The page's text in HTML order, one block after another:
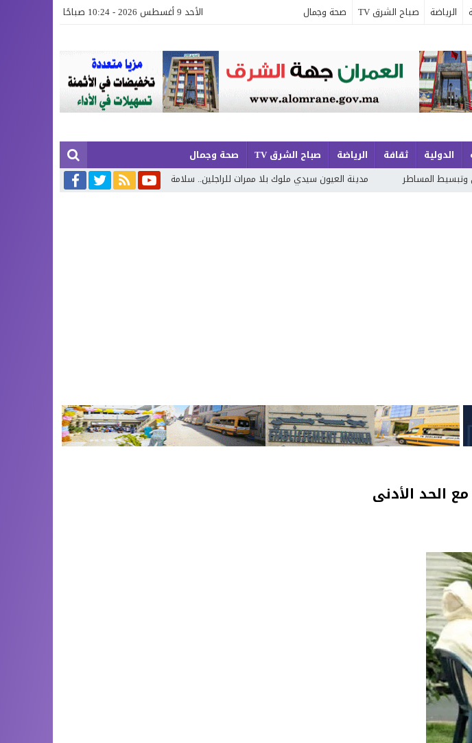
الرياضة صباح الشرق TV صحة وجمال الأحد 9 أغسطس 2026 - 10:24 صباحًا
الدولية ثقافة الرياضة صباح الشرق TV
صحة وجمال
مدينة العيون سيدي ملوك بلا ممرات للراجلين.. سلامة المواطنين أمام سؤال المسؤولية
الحد الأدنى